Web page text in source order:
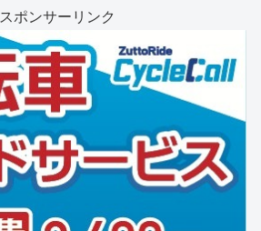
スポンサーリンク